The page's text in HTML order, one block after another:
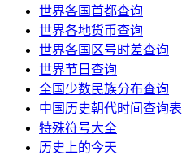
世界各国首都查询
世界各地货币查询
世界各国区号时差查询
世界节日查询
全国少数民族分布查询
中国历史朝代时间查询表
特殊符号大全
历史上的今天